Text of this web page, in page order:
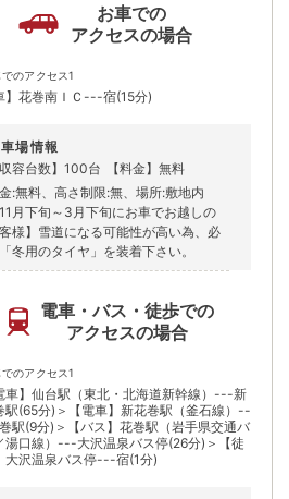
お車での
アクセスの場合
のアクセス1
】花巻南ＩＣ---宿(15分)
場情報
収容台数】100台
【料金】無料
:無料、高さ制限:無、場所:敷地内
11月下旬～3月下旬にお車でお越しの
様】雪道になる可能性が高い為、必
冬用のタイヤ」を装着下さい。
電車・バス・徒歩での
アクセスの場合
のアクセス1
車】仙台駅（東北・北海道新幹線）---新
駅(65分)＞【電車】新花巻駅（釜石線）--
駅(9分)＞【バス】花巻駅（岩手県交通バ
湯口線）---大沢温泉バス停(26分)＞【徒
大沢温泉バス停---宿(1分)